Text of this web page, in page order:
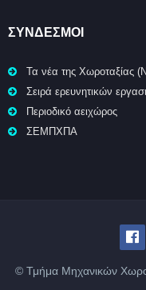
ΣΥΝΔΕΣΜΟΙ
Τα νέα της Χωροταξίας
Σειρά ερευνητικών
Περιοδικό αειχώρος
ΣΕΜΠΧΠΑ
© Τμήμα Μηχανικών